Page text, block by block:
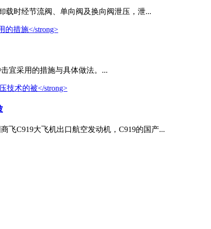
载时经节流阀、单向阀及换向阀泄压，泄...
宜采用的措施与具体做法。...
飞C919大飞机出口航空发动机，C919的国产...